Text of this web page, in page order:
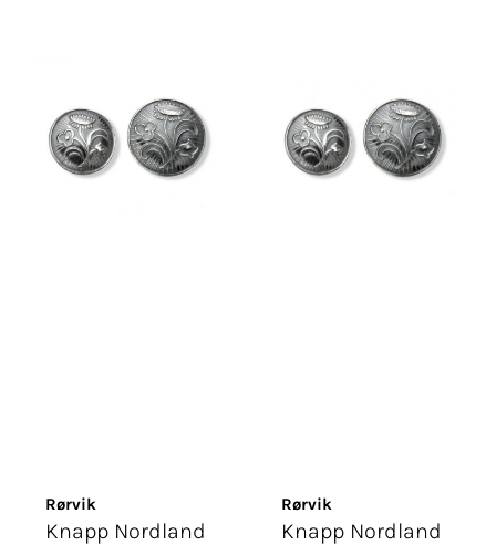
Rørvik
Knapp Nordland
Rørvik
Knapp Nordland